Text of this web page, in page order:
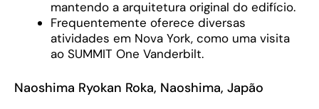
mantendo a arquitetura original do edifício.
Frequentemente oferece diversas
atividades em Nova York, como uma visita
ao SUMMIT One Vanderbilt.
Naoshima Ryokan Roka, Naoshima, Japão